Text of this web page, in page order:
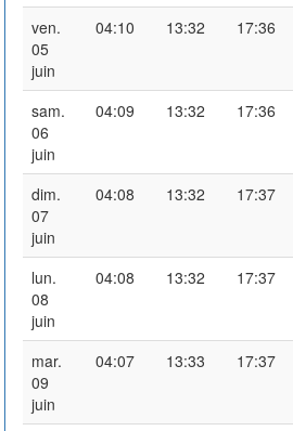
ven.
05
juin
04:10 13:32 17:36
sam.
06
juin
04:09 13:32 17:36
dim.
07
juin
04:08 13:32 17:37
lun.
08
juin
04:08 13:32 17:37
mar.
09
juin
04:07 13:33 17:37